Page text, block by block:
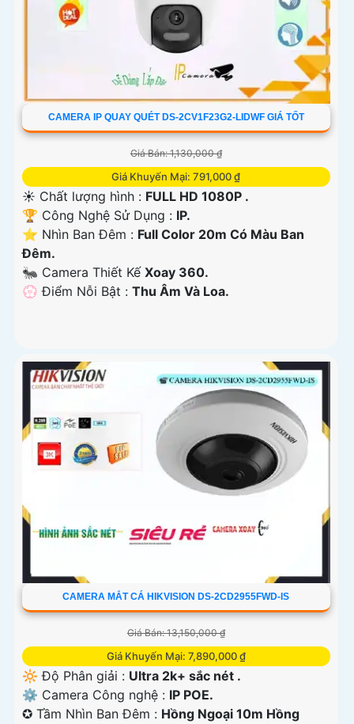
CAMERA IP QUAY QUÉT DS-2CV1F23G2-LIDWF GIÁ TỐT
Giá Bán: 1,130,000 ₫
Giá Khuyến Mại: 791,000 ₫
☀️ Chất lượng hình : FULL HD 1080P .
🏆 Công Nghệ Sử Dụng : IP.
⭐ Nhìn Ban Đêm : Full Color 20m Có Màu Ban
Ðêm.
🐜 Camera Thiết Kế Xoay 360.
️💮 Điểm Nỗi Bật : Thu Âm Và Loa.
CAMERA MẮT CÁ HIKVISION DS-2CD2955FWD-IS
Giá Bán: 13,150,000 ₫
Giá Khuyến Mại: 7,890,000 ₫
🔆 Độ Phân giải : Ultra 2k+ sắc nét .
⚙ Camera Công nghệ : IP POE.
✪ Tầm Nhìn Ban Đêm : Hồng Ngoại 10m Hồng